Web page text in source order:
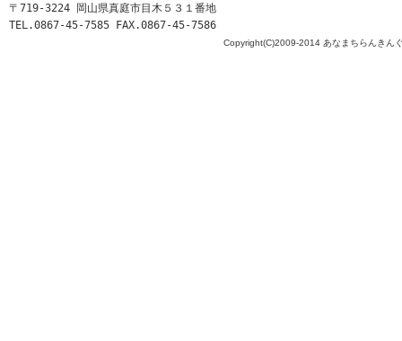
〒719-3224 岡山県真庭市目木５３１番地
TEL.0867-45-7585 FAX.0867-45-7586
Copyright(C)2009-2014 あなまちらんきん